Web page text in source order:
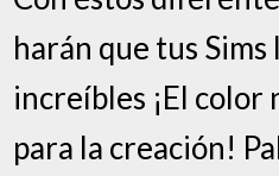
harán que tus Sims
increíbles ¡El color
para la creación!